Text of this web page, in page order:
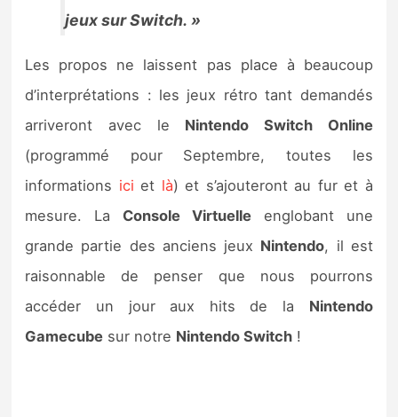
jeux sur Switch. »
Les propos ne laissent pas place à beaucoup
d’interprétations : les jeux rétro tant demandés
arriveront avec le Nintendo Switch Online
(programmé pour Septembre, toutes les
informations ici et là) et s’ajouteront au fur et à
mesure. La Console Virtuelleenglobant une
grande partie des anciens jeux Nintendo, il est
raisonnable de penser que nous pourrons
accéder un jour aux hits de la Nintendo
Gamecube sur notre Nintendo Switch !